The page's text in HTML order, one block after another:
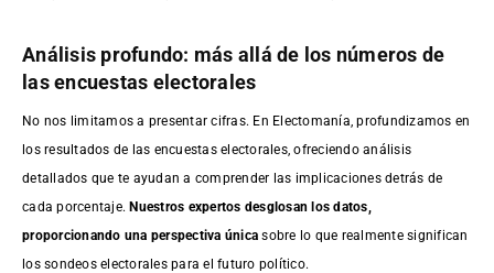
Análisis profundo: más allá de los números de
las encuestas electorales
No nos limitamos a presentar cifras. En Electomanía, profundizamos en
los resultados de las encuestas electorales, ofreciendo análisis
detallados que te ayudan a comprender las implicaciones detrás de
cada porcentaje.Nuestros expertos desglosan los datos,
proporcionando una perspectiva única sobre lo que realmente significan
los sondeos electorales para el futuro político.